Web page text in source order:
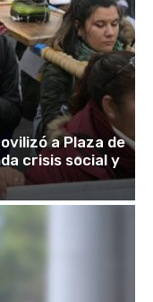
a Plaza de
crisis social y